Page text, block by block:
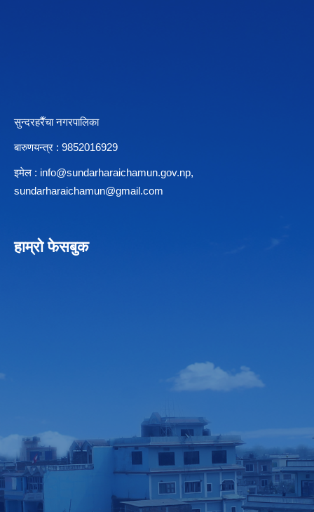
सुन्दरहरैँचा नगरपालिका
बारुणयन्त्र : 9852016929
इमेल : info@sundarharaichamun.gov.np,
sundarharaichamun@gmail.com
हाम्रो फेसबुक